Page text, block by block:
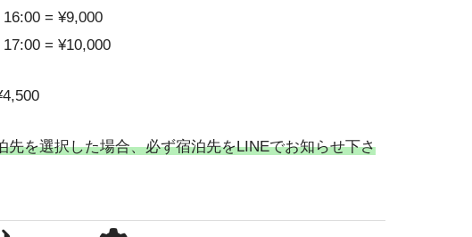
= ¥9,000
= ¥10,000
を選択した場合、必ず宿泊先をLINEでお知らせ下さ